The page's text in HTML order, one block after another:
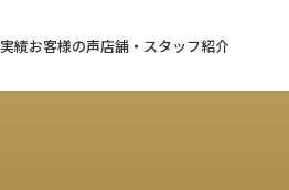
績お客様の声店舗・スタッフ紹介